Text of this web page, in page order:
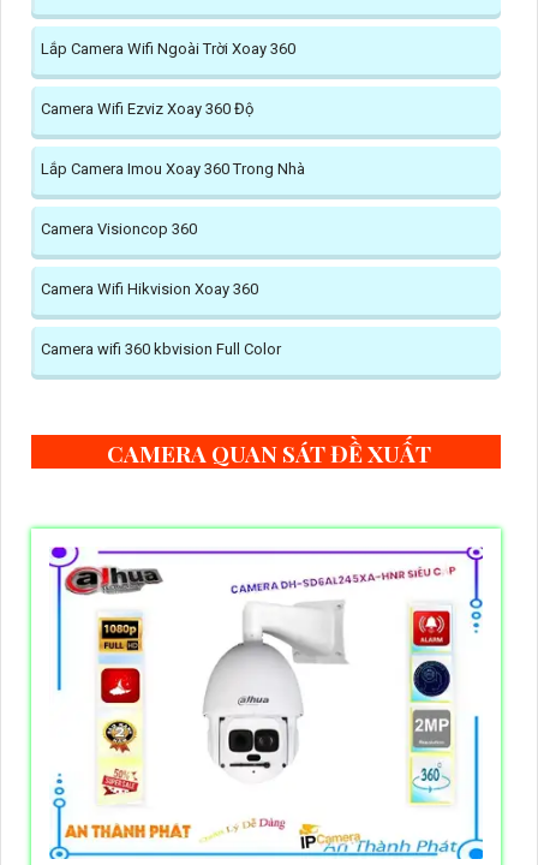
Lắp Camera Wifi Ngoài Trời Xoay 360
Camera Wifi Ezviz Xoay 360 Độ
Lắp Camera Imou Xoay 360 Trong Nhà
Camera Visioncop 360
Camera Wifi Hikvision Xoay 360
Camera wifi 360 kbvision Full Color
CAMERA QUAN SÁT ĐỀ XUẤT